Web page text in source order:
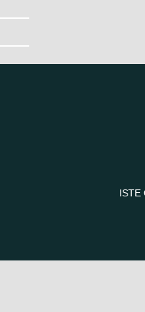
ISTE